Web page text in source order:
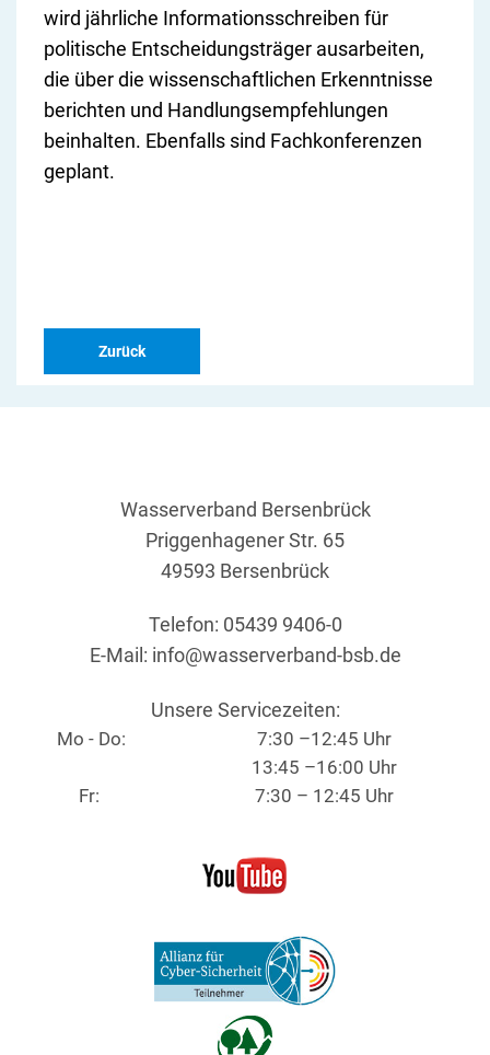
wird jährliche Informationsschreiben für
politische Entscheidungsträger ausarbeiten,
die über die wissenschaftlichen Erkenntnisse
berichten und Handlungsempfehlungen
beinhalten. Ebenfalls sind Fachkonferenzen
geplant.
Zurück
Wasserverband Bersenbrück
Priggenhagener Str. 65
49593 Bersenbrück
Telefon: 05439 9406-0
E-Mail: info@wasserverband-bsb.de
Unsere Servicezeiten:
Mo - Do:
7:30 –12:45 Uhr
13:45 –16:00 Uhr
Fr:
7:30 – 12:45 Uhr